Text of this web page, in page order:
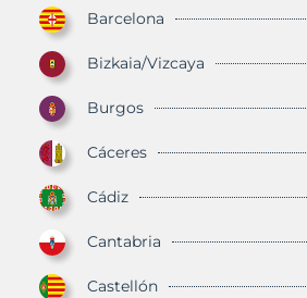
Barcelona
Bizkaia/Vizcaya
Burgos
Cáceres
Cádiz
Cantabria
Castellón